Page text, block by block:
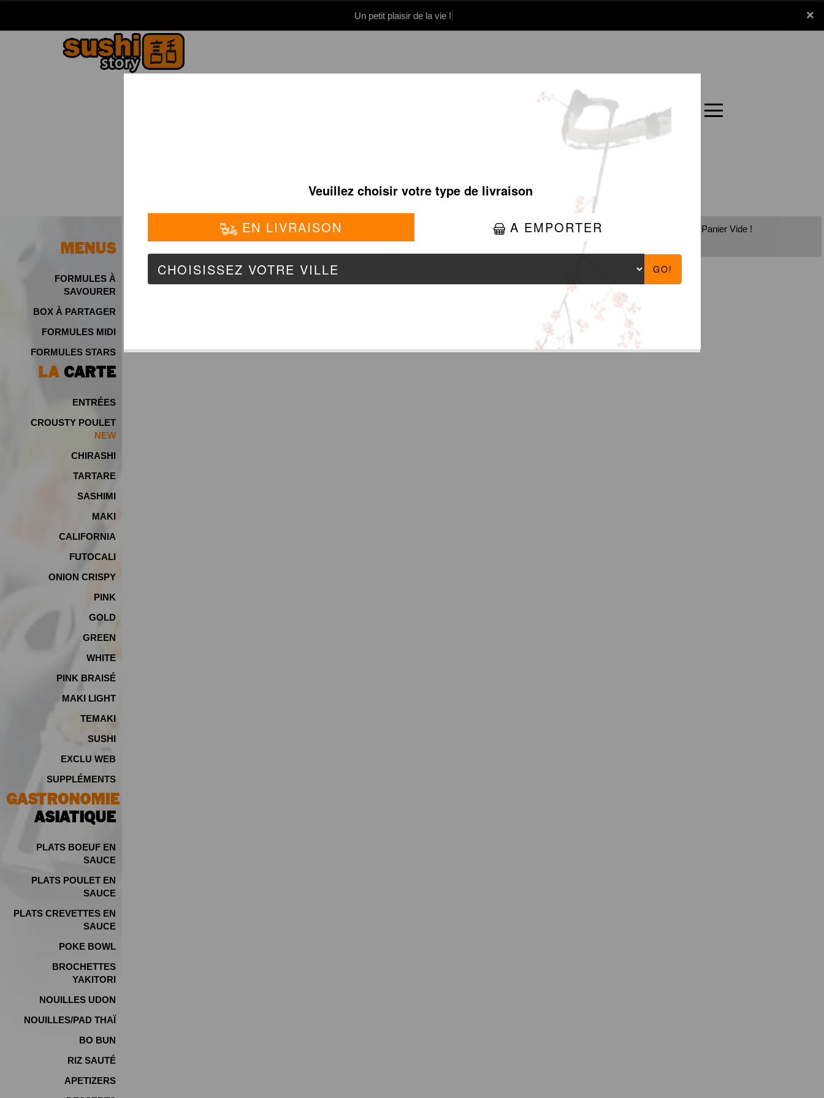
×
Un petit plaisir de la vie !
Panier Carte
x
MENUS
FORMULES À
SAVOURER
BOX À PARTAGER
FORMULES MIDI
FORMULES STARS
LA CARTE
ENTRÉES
CROUSTY POULET
NEW
CHIRASHI
TARTARE
SASHIMI
MAKI
CALIFORNIA
FUTOCALI
ONION CRISPY
PINK
GOLD
GREEN
WHITE
PINK BRAISÉ
MAKI LIGHT
TEMAKI
SUSHI
EXCLU WEB
SUPPLÉMENTS
GASTRONOMIE
ASIATIQUE
PLATS BOEUF EN
SAUCE
PLATS POULET EN
SAUCE
PLATS CREVETTES EN
SAUCE
POKE BOWL
BROCHETTES
YAKITORI
NOUILLES UDON
NOUILLES/PAD THAÏ
BO BUN
RIZ SAUTÉ
APETIZERS
GOLD POULET BOURSIN Panier Vide !